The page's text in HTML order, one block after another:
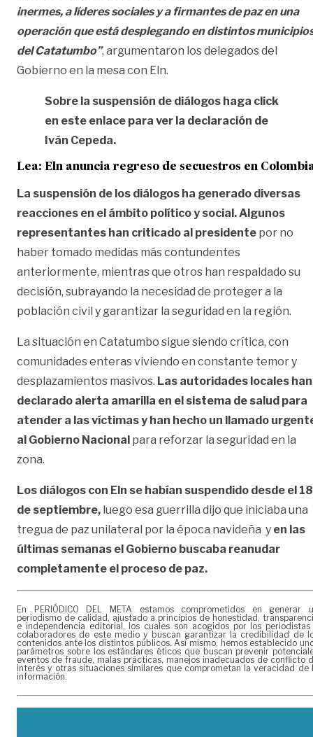
inermes, a líderes sociales y a firmantes de paz en una
operación que está desplegando en distintos
del Catatumbo”, argumentaron los delegados del
Gobierno en la mesa con Eln.
Sobre la suspensión de diálogos haga click
en este enlace para ver la declaración de
Iván Cepeda.
Lea: Eln anuncia regreso de secuestros en
La suspensión de los diálogos ha generado diversas
reacciones en el ámbito político y social. Algunos
representantes han criticado al presidente por no
haber tomado medidas más contundentes
anteriormente, mientras que otros han respaldado su
decisión, subrayando la necesidad de proteger a la
población civil y garantizar la seguridad en la región.
La situación en Catatumbo sigue siendo crítica, con
comunidades enteras viviendo en constante temor y
desplazamientos masivos. Las autoridades locales han
declarado alerta amarilla en el sistema de salud para
atender a las víctimas y han hecho un llamado
al Gobierno Nacional para reforzar la seguridad en la
zona.
Los diálogos con Eln se habían suspendido desde el 18
de septiembre, luego esa guerrilla dijo que iniciaba una
tregua de paz unilateral por la época navideña y en las
últimas semanas el Gobierno buscaba reanudar
completamente el proceso de paz.
En PERIÓDICO DEL META estamos comprometidos en generar
periodismo de calidad, ajustado a principios de honestidad,
e independencia editorial, los cuales son acogidos por los periodistas
colaboradores de este medio y buscan garantizar la credibilidad de
contenidos ante los distintos públicos. Así mismo, hemos establecido
parámetros sobre los estándares éticos que buscan prevenir
eventos de fraude, malas prácticas, manejos inadecuados de conflicto
interés y otras situaciones similares que comprometan la veracidad de
información.